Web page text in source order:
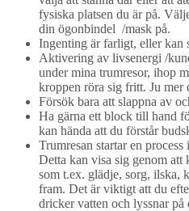
fysiska platsen du är på.
din ögonbindel /mask på.
Ingenting är farligt, eller kan
Aktivering av livsenergi /
under mina trumresor, ihop
kroppen röra sig fritt. Ju mer
Försök bara att slappna av
Ha gärna ett block till hand
kan hända att du förstår
Trumresan startar en
Detta kan visa sig genom
som t.ex. glädje, sorg, ilska,
fram. Det är viktigt att du
dricker vatten och lyssnar på